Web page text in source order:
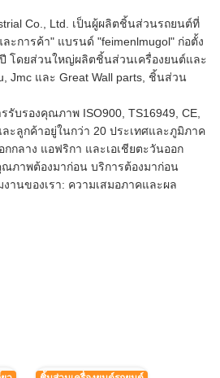
Co., Ltd. เป็นผู้ผลิตชิ้นส่วนรถยนต์ที่
ะการค้า" แบรนด์ "feimenlmugol" ก่อตั้ง
โดยส่วนใหญ่ผลิตชิ้นส่วนเครื่องยนต์และ
Jmc และ Great Wall parts, ชิ้นส่วน
รับรองคุณภาพ ISO900, TS16949, CE,
ละลูกค้าอยู่ในกว่า 20 ประเทศและภูมิภาค
กกลาง แอฟริกา และเอเชียตะวันออก
ณภาพต้องมาก่อน บริการต้องมาก่อน
นของเรา: ความเสมอภาคและผล